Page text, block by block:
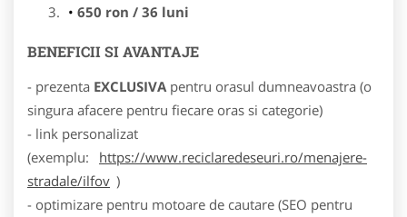
650 ron / 36 luni
BENEFICII SI AVANTAJE
- prezenta EXCLUSIVA pentru orasul dumneavoastra (o
singura afacere pentru fiecare oras si categorie)
- link personalizat
(exemplu:
https://www.reciclaredeseuri.ro/menajere-
stradale/ilfov )
- optimizare pentru motoare de cautare (SEO pentru